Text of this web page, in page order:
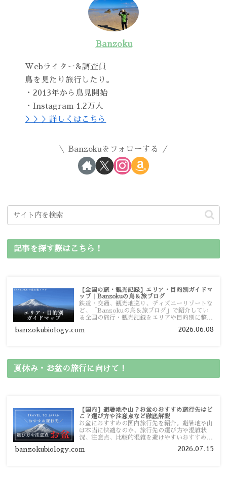
Banzoku
Webライター&調査員
鳥を見たり旅行したり。
・2013年から鳥見開始
・Instagram 1.2万人
＞＞＞詳しくはこちら
Banzokuをフォローする
記事を探す際はこちら！
【全国の旅・観光記録】エリア・目的別ガイドマ
ップ｜Banzokuの鳥＆旅ブログ
鉄道・交通、観光地巡り、ディズニーリゾートな
ど、「Banzokuの鳥＆旅ブログ」で紹介してい
る全国の旅行・観光記録をエリアや目的別に整理
ガイドマップからスムーズに見つけていただけま
banzokubiology.com 2026.06.08
夏休み・お盆の旅行に向けて！
【国内】避暑地や山？お盆のおすすめ旅行先はど
こ？選び方や注意点など徹底解説
お盆におすすめの国内旅行先を紹介。避暑地や山
は本当に快適なのか、旅行先の選び方や混雑状
況、注意点、比較的混雑を避けやすいおすすめス
す。
banzokubiology.com 2026.07.15